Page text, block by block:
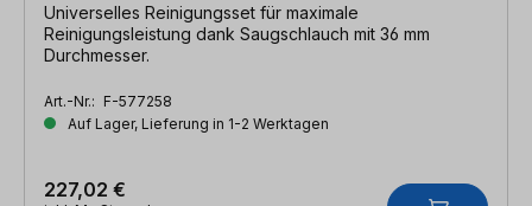
Universelles Reinigungsset für maximale
Reinigungsleistung dank Saugschlauch mit 36 mm
Durchmesser.
Art.-Nr.: F-577258
Auf Lager, Lieferung in 1-2 Werktagen
227,02 €